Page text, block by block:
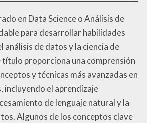
en Data Science o Análisis de
para desarrollar habilidades
análisis de datos y la ciencia de
proporciona una comprensión
y técnicas más avanzadas en
incluyendo el aprendizaje
de lenguaje natural y la
Algunos de los conceptos clave